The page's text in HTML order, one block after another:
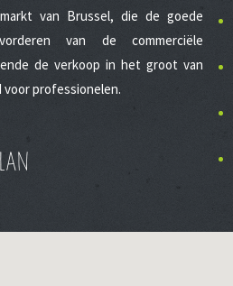
van Brussel, die de goede
van de commerciële
de verkoop in het groot van
professionelen.